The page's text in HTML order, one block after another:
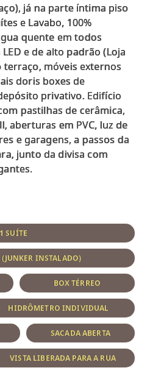
já na parte íntima piso
e Lavabo, 100%
quente em todos
e de alto padrão (Loja
terraço, móveis externos
doris boxes de
privativo. Edifício
pastilhas de cerâmica,
aberturas em PVC, luz de
e garagens, a passos da
junto da divisa com
1 SUÍTE
INSTALADO)
BOX TÉRREO
HIDRÔMETRO INDIVIDUAL
SACADA ABERTA
VISTA LIBERADA PARA A RUA